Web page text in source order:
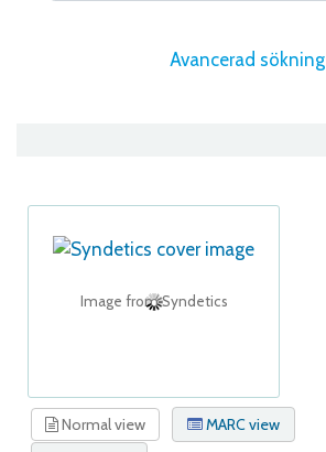
Avancerad sökning
Image from Syndetics
Normal view
MARC view